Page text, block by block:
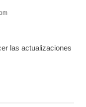
las actualizaciones